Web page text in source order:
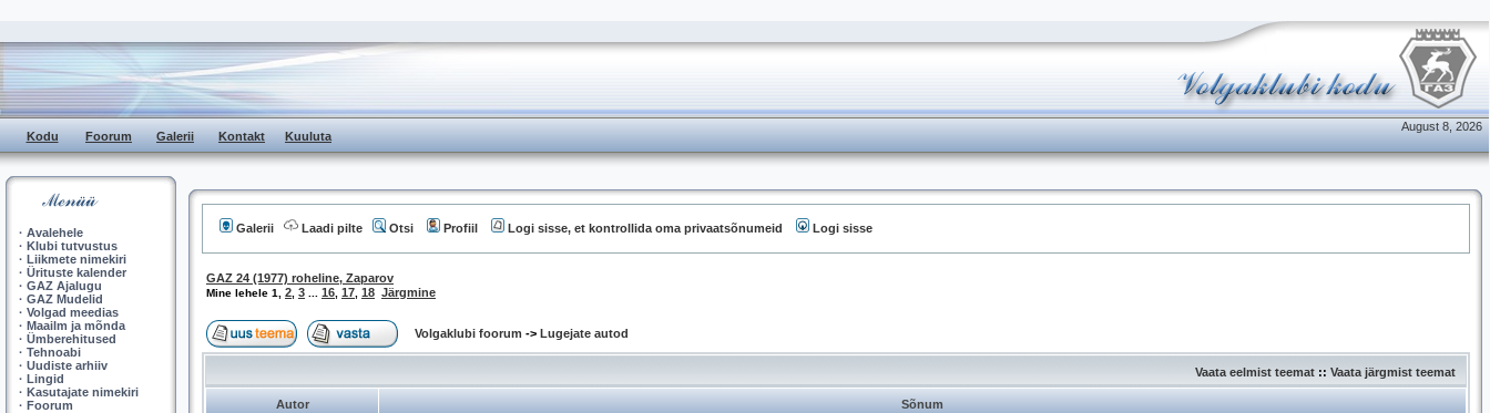
Kodu Foorum Galerii Kontakt Kuuluta
August 8, 2026
· Avalehele
· Klubi tutvustus
· Liikmete nimekiri
· Ürituste kalender
· GAZ Ajalugu
· GAZ Mudelid
· Volgad meedias
· Maailm ja mõnda
· Ümberehitused
· Tehnoabi
· Uudiste arhiiv
· Lingid
· Kasutajate nimekiri
· Foorum
Galerii Laadi pilte Otsi Profiil Logi sisse, et kontrollida oma privaatsõnumeid Logi sisse
GAZ 24 (1977) roheline, Zaparov
Mine lehele 1 2 3 16 17 18 Järgmine
Volgaklubi foorum -> Lugejate autod
Vaata eelmist teemat :: Vaata järgmist teemat
Autor
Sõnum